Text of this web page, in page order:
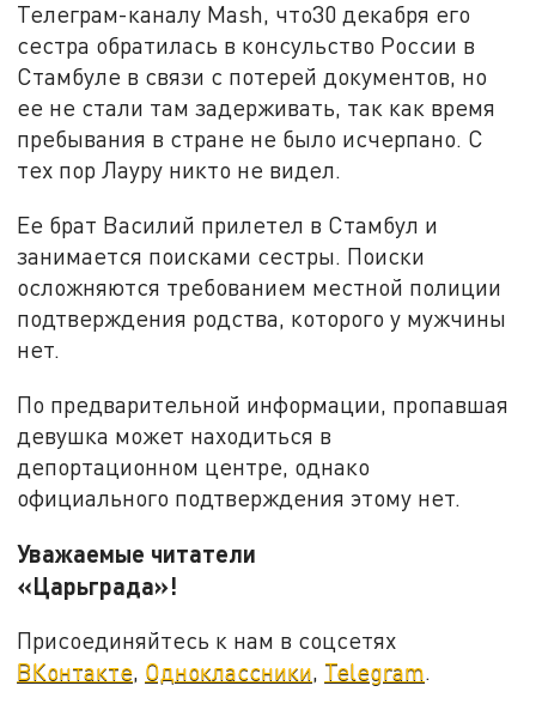
Телеграм-каналу Mash, что30 декабря его
сестра обратилась в консульство России в
Стамбуле в связи с потерей документов, но
ее не стали там задерживать, так как время
пребывания в стране не было исчерпано. С
тех пор Лауру никто не видел.
Ее брат Василий прилетел в Стамбул и
занимается поисками сестры. Поиски
осложняются требованием местной полиции
подтверждения родства, которого у мужчины
нет.
По предварительной информации, пропавшая
девушка может находиться в
депортационном центре, однако
официального подтверждения этому нет.
Уважаемые читатели
«Царьграда»!
Присоединяйтесь к нам в соцсетях
ВКонтакте, Одноклассники, Telegram.